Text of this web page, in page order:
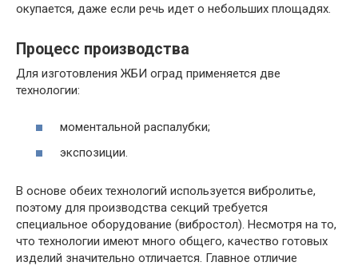
окупается, даже если речь идет о небольших площадях.
Процесс производства
Для изготовления ЖБИ оград применяется две
технологии:
моментальной распалубки;
экспозиции.
В основе обеих технологий используется вибролитье,
поэтому для производства секций требуется
специальное оборудование (вибростол). Несмотря на то,
что технологии имеют много общего, качество готовых
изделий значительно отличается. Главное отличие